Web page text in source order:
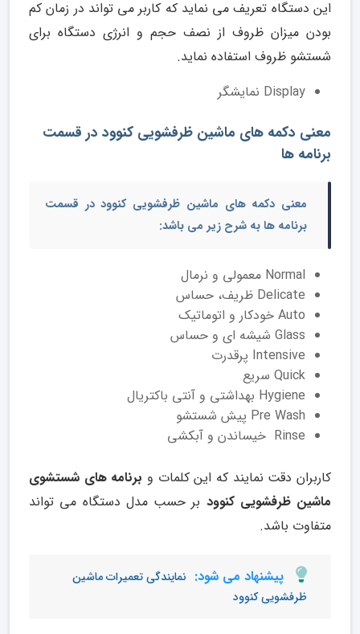
این دستگاه تعریف می نماید که کاربر می تواند در زمان کم
بودن میزان ظروف از نصف حجم و انرژی دستگاه برای
شستشو ظروف استفاده نماید.
Display نمایشگر
معنی دکمه های ماشین ظرفشویی کنوود در قسمت
برنامه ها
معنی دکمه های ماشین ظرفشویی کنووددر قسمت
برنامه ها به شرح زیر می باشد:
Normal معمولی و نرمال
Delicate ظریف، حساس
Auto خودکار و اتوماتیک
Glass شیشه ای و حساس
Intensive پرقدرت
Quick سریع
Hygiene بهداشتی و آنتی باکتریال
Pre Wash پیش شستشو
Rinse خیساندن و آبکشی
کاربران دقت نمایند که این کلمات و برنامه های شستشوی
ماشین ظرفشویی کنوود بر حسب مدل دستگاه می تواند
متفاوت باشد.
پیشنهاد می شود: نمایندگی تعمیرات ماشین
ظرفشویی کنوود